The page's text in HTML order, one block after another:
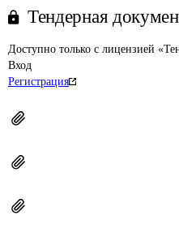
Тендерная
Доступно только с лицензией
Вход
Регистрация